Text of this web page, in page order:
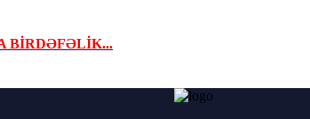
BİRDƏFƏLİK...